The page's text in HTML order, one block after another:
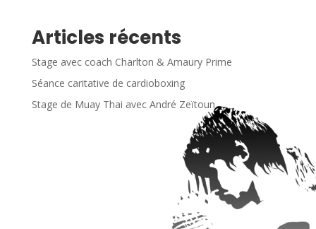
Articles récents
Stage avec coach Charlton & Amaury Prime
Séance caritative de cardioboxing
Stage de Muay Thai avec André Zeïtoun